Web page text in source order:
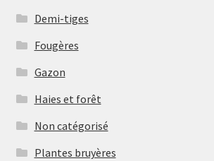
Demi-tiges
Fougères
Gazon
Haies et forêt
Non catégorisé
Plantes bruyères